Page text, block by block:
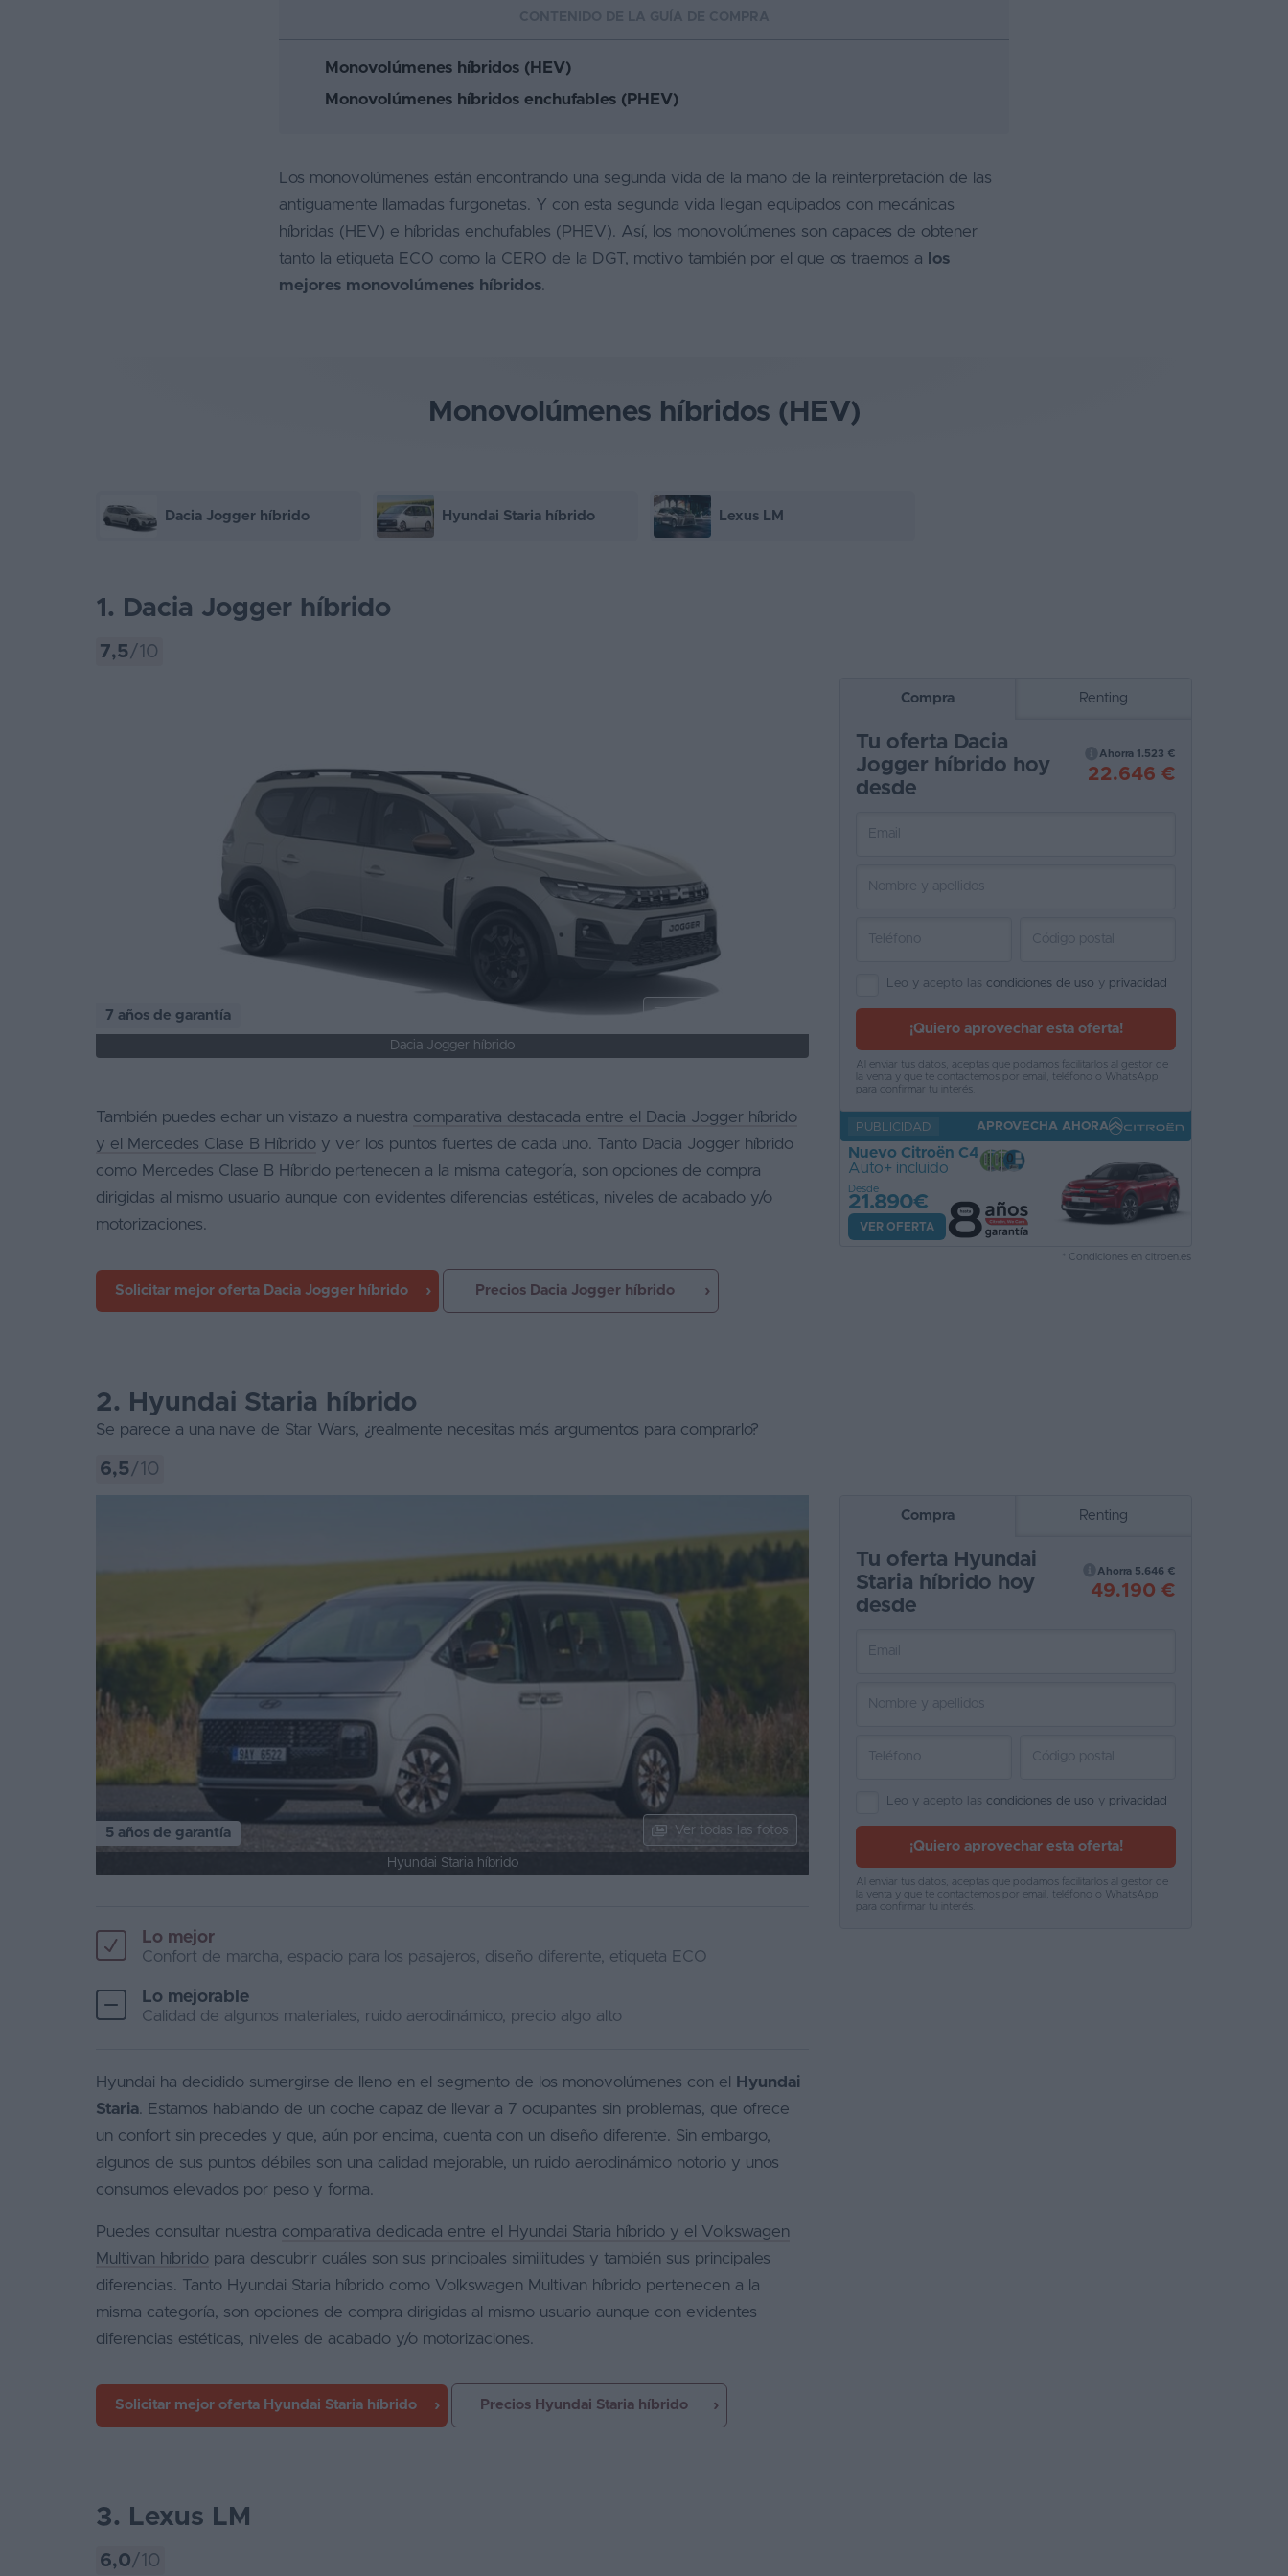
Monovolúmenes híbridos (HEV)
Monovolúmenes híbridos enchufables (PHEV)
Los monovolúmenes están encontrando una segunda vida de la mano de la reinterpretación de las
antiguamente llamadas furgonetas. Y con esta segunda vida llegan equipados con mecánicas
híbridas (HEV) e híbridas enchufables (PHEV). Así, los monovolúmenes son capaces de obtener
tanto la etiqueta ECO como la CERO de la DGT, motivo también por el que os traemos a
los
mejores monovolúmenes híbridos.
Monovolúmenes híbridos (HEV)
Dacia Jogger híbrido Hyundai Staria híbrido Lexus LM
1. Dacia Jogger híbrido
7,5/10
7 años de garantía
Dacia Jogger híbrido
PUBLICIDAD APROVECHA AHORA
Nuevo Citroën C4
Auto+ incluido
Desde
21.890€
VER OFERTA
* Condiciones en citroen.es
Compra Renting
Tu oferta Dacia
Jogger híbrido hoy
desde
Ahorra 1.523 €
22.646 €
Leo y acepto las condiciones de uso y privacidad
¡Quiero aprovechar esta oferta!
Al enviar tus datos, aceptas que podamos facilitarlos al gestor de
la venta y que te contactemos por email, teléfono o WhatsApp
para confirmar tu interés.
También puedes echar un vistazo a nuestra comparativa destacada entre el Dacia Jogger híbrido
y el Mercedes Clase B Híbrido y ver los puntos fuertes de cada uno. Tanto Dacia Jogger híbrido
como Mercedes Clase B Híbrido pertenecen a la misma categoría, son opciones de compra
dirigidas al mismo usuario aunque con evidentes diferencias estéticas, niveles de acabado y/o
motorizaciones.
Solicitar mejor oferta Dacia Jogger híbrido Precios Dacia Jogger híbrido
2. Hyundai Staria híbrido
Se parece a una nave de Star Wars, ¿realmente necesitas más argumentos para comprarlo?
6,5/10
5 años de garantía Ver todas las fotos
Hyundai Staria híbrido
Compra Renting
Tu oferta Hyundai
Staria híbrido hoy
desde
Ahorra 5.646 €
49.190 €
Leo y acepto las condiciones de uso y privacidad
¡Quiero aprovechar esta oferta!
Al enviar tus datos, aceptas que podamos facilitarlos al gestor de
la venta y que te contactemos por email, teléfono o WhatsApp
para confirmar tu interés.
Lo mejor
Confort de marcha, espacio para los pasajeros, diseño diferente, etiqueta ECO
Lo mejorable
Calidad de algunos materiales, ruido aerodinámico, precio algo alto
Hyundai ha decidido sumergirse de lleno en el segmento de los monovolúmenes con el
Hyundai
Staria. Estamos hablando de un coche capaz de llevar a 7 ocupantes sin problemas, que ofrece
un confort sin precedes y que, aún por encima, cuenta con un diseño diferente. Sin embargo,
algunos de sus puntos débiles son una calidad mejorable, un ruido aerodinámico notorio y unos
consumos elevados por peso y forma.
Puedes consultar nuestra comparativa dedicada entre el Hyundai Staria híbrido y el Volkswagen
Multivan híbrido para descubrir cuáles son sus principales similitudes y también sus principales
diferencias. Tanto Hyundai Staria híbrido como Volkswagen Multivan híbrido pertenecen a la
misma categoría, son opciones de compra dirigidas al mismo usuario aunque con evidentes
diferencias estéticas, niveles de acabado y/o motorizaciones.
Solicitar mejor oferta Hyundai Staria híbrido Precios Hyundai Staria híbrido
3. Lexus LM
6,0/10